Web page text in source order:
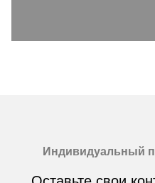
Индивидуальный